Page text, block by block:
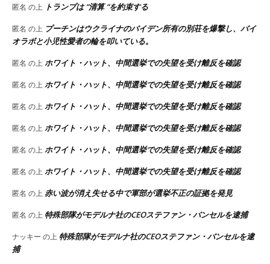
匿名 の上 トランプは “清算 “を約束する
匿名 の上 プーチンはウクライナのバイデン所有の別荘を爆撃し、バイ
オラボと小児性愛者の輪を叩いている。
匿名 の上 ホワイト・ハット、中間選挙での失望を受け離反を確認
匿名 の上 ホワイト・ハット、中間選挙での失望を受け離反を確認
匿名 の上 ホワイト・ハット、中間選挙での失望を受け離反を確認
匿名 の上 ホワイト・ハット、中間選挙での失望を受け離反を確認
匿名 の上 ホワイト・ハット、中間選挙での失望を受け離反を確認
匿名 の上 ホワイト・ハット、中間選挙での失望を受け離反を確認
匿名 の上 赤い波が消え失せる中で軍部が選挙不正の証拠を発見
匿名 の上 特殊部隊がモデルナ社のCEOステファン・バンセルを逮捕
ナッキー の上 特殊部隊がモデルナ社のCEOステファン・バンセルを逮
捕